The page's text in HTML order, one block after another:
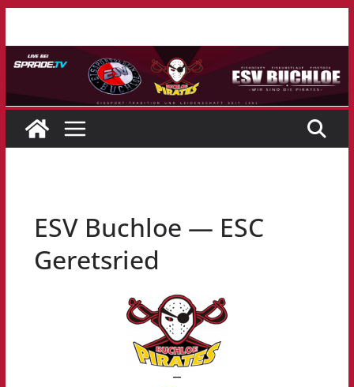
springen
ESV Buchloe — ESC
Geretsried
—